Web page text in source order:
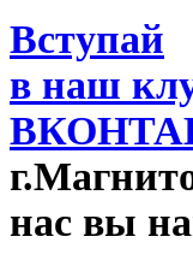
Вступай
в наш
нас вы